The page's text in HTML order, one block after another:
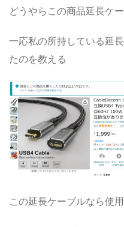
どうやらこの商品延長ケ
一応私の所持している延
たのを教える
この延長ケーブルなら使